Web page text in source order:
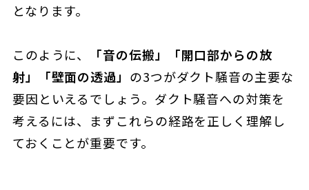
となります。
このように、
「音の伝搬」「開口部からの放
射」「壁面の透過」 の3つがダクト騒音の主要な
要因といえるでしょう。ダクト騒音への対策を
考えるには、まずこれらの経路を正しく理解し
ておくことが重要です。